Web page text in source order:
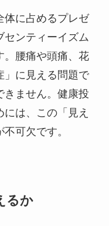
体に占めるプレゼ
センティーイズム
。腰痛や頭痛、花
」に見える問題で
きません。健康投
は、この「見え
可欠です。
るか